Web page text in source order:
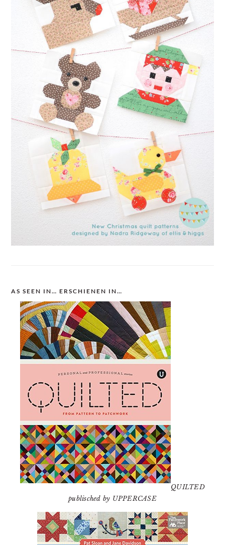
AS SEEN IN… ERSCHIENEN IN…
QUILTED
publisched by UPPERCASE